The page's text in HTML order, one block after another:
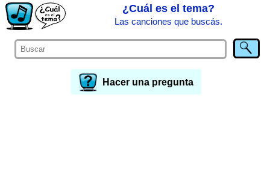
¿Cuál es el tema?
Las canciones que buscás.
Hacer una pregunta